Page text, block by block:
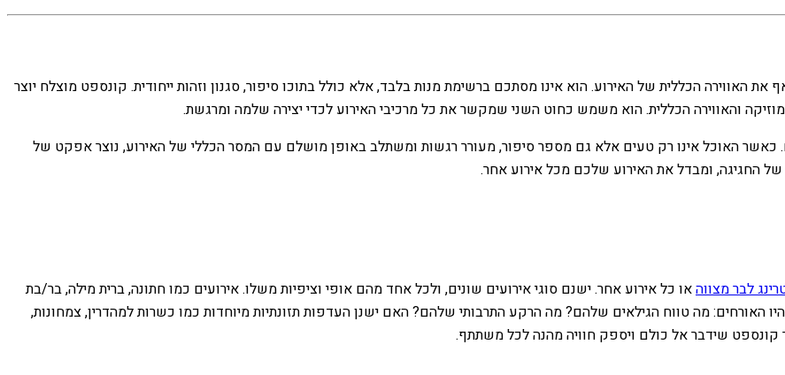
האווירה הכללית של האירוע. הוא אינו מסתכם ברשימת מנות בלבד, אלא כולל בתוכו סיפור, סגנון וזהות ייחודית. קונספט מוצלח יוצר
והאווירה הכללית. הוא משמש כחוט השני שמקשר את כל מרכיבי האירוע לכדי יצירה שלמה ומרגשת.
כאשר האוכל אינו רק טעים אלא גם מספר סיפור, מעורר רגשות ומשתלב באופן מושלם עם המסר הכללי של האירוע, נוצר אפקט של
של החגיגה, ומבדל את האירוע שלכם מכל אירוע אחר.
לבר מצווהאו כל אירוע אחר. ישנם סוגי אירועים שונים, ולכל אחד מהם אופי וציפיות משלו. אירועים כמו חתונה, ברית מילה, בר/בת
האורחים: מה טווח הגילאים שלהם? מה הרקע התרבותי שלהם? האם ישנן העדפות תזונתיות מיוחדות כמו כשרות למהדרין, צמחונות,
שידבר אל כולם ויספק חוויה מהנה לכל משתתף.